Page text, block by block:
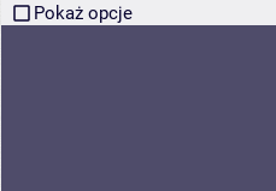
Pokaż opcje